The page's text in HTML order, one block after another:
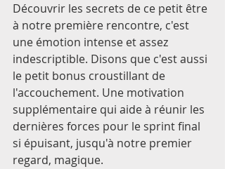
Découvrir les secrets de ce petit être
à notre première rencontre, c'est
une émotion intense et assez
indescriptible. Disons que c'est aussi
le petit bonus croustillant de
l'accouchement. Une motivation
supplémentaire qui aide à réunir les
dernières forces pour le sprint final
si épuisant, jusqu'à notre premier
regard, magique.